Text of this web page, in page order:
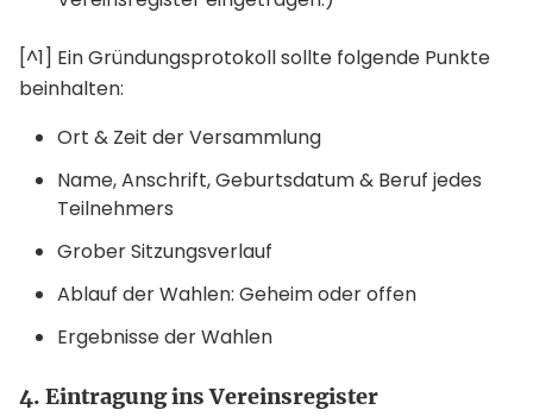
[^1] Ein Gründungsprotokoll sollte folgende Punkte
beinhalten:
Ort & Zeit der Versammlung
Name, Anschrift, Geburtsdatum & Beruf jedes
Teilnehmers
Grober Sitzungsverlauf
Ablauf der Wahlen: Geheim oder offen
Ergebnisse der Wahlen
4. Eintragung ins Vereinsregister